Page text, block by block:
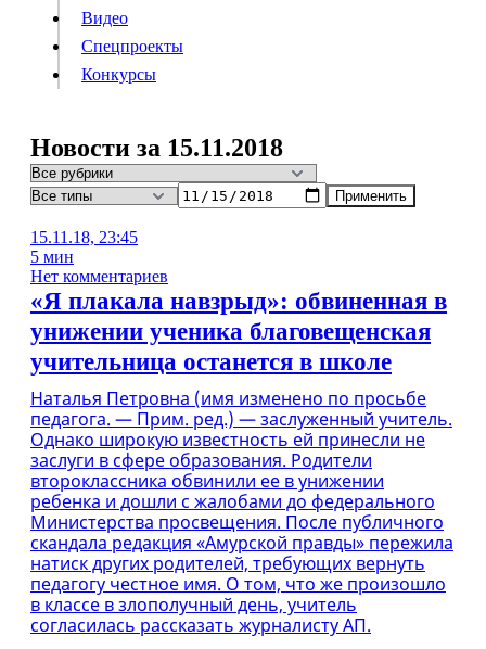
Конкурсы
ИнформацияПодпискаРекламаВсе новостиАрхив
Видео
Спецпроекты
Конкурсы
Новости за 15.11.2018
Применить
15.11.18, 23:45
5 мин
Нет комментариев
«Я плакала навзрыд»: обвиненная в
унижении ученика благовещенская
учительница останется в школе
Наталья Петровна (имя изменено по просьбе
педагога. — Прим. ред.) — заслуженный учитель.
Однако широкую известность ей принесли не
заслуги в сфере образования. Родители
второклассника обвинили ее в унижении
ребенка и дошли с жалобами до федерального
Министерства просвещения. После публичного
скандала редакция «Амурской правды» пережила
натиск других родителей, требующих вернуть
педагогу честное имя. О том, что же произошло
в классе в злополучный день, учитель
согласилась рассказать журналисту АП.